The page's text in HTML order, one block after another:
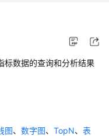
标数据的查询和分析结果
图、 数字图、 TopN、 表